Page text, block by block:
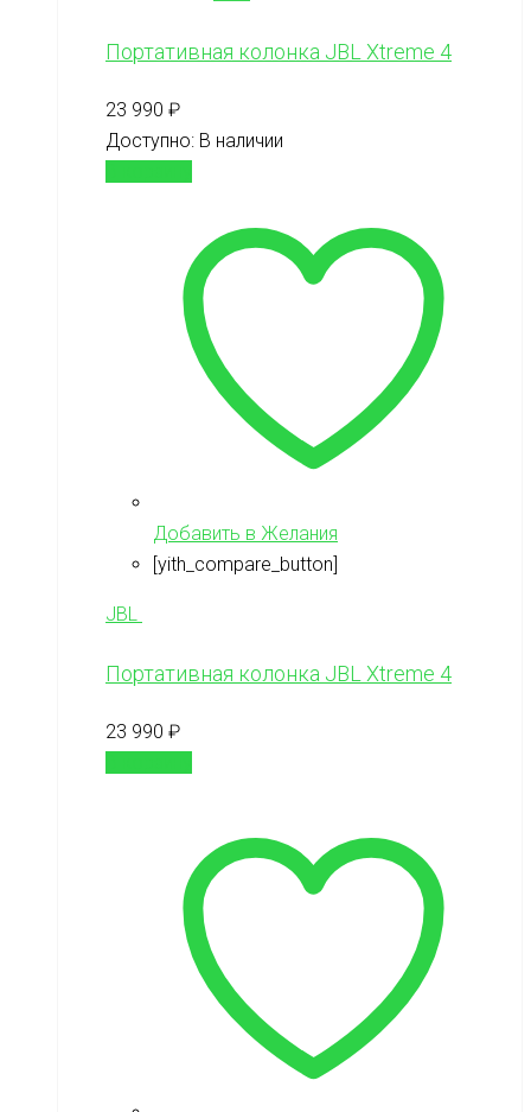
Портативная колонка JBL Xtreme 4
23 990 ₽
Доступно: В наличии
Добавить в Желания
[yith_compare_button]
JBL
Портативная колонка JBL Xtreme 4
23 990 ₽